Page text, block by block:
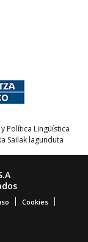
Política Lingüística
Sailak lagunduta
Cookies